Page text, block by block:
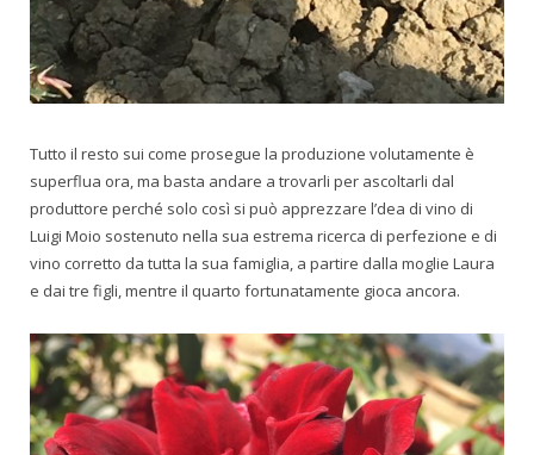
Tutto il resto sui come prosegue la produzione volutamente è
superflua ora, ma basta andare a trovarli per ascoltarli dal
produttore perché solo così si può apprezzare l’dea di vino di
Luigi Moio sostenuto nella sua estrema ricerca di perfezione e di
vino corretto da tutta la sua famiglia, a partire dalla moglie Laura
e dai tre figli, mentre il quarto fortunatamente gioca ancora.